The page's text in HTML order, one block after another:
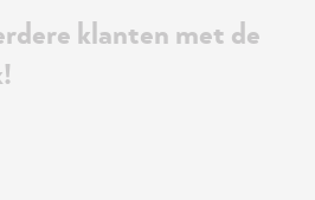
klanten met de